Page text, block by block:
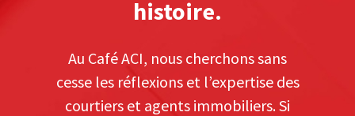
histoire.
Au Café ACI, nous cherchons sans
cesse les réflexions et l’expertise des
courtiers et agents immobiliers. Si